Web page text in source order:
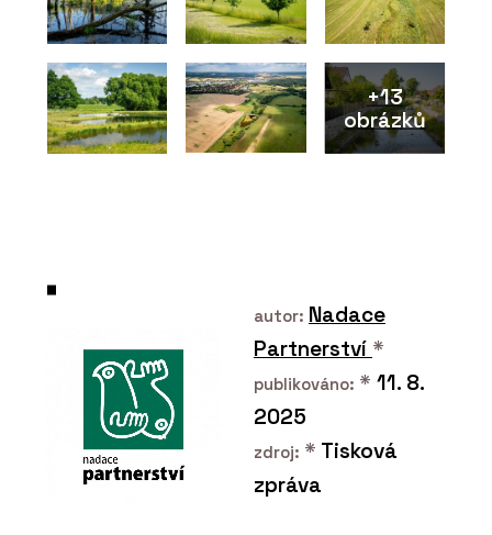
+13
obrázků
autor: Nadace
Partnerství *
publikováno: * 11. 8.
2025
zdroj: * Tisková
zpráva